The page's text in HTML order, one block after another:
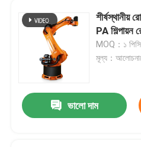
শীর্ষস্থানীয়
PA শিল্পায়ন
MOQ：১ পিসি
মূল্য：
ভালো দাম